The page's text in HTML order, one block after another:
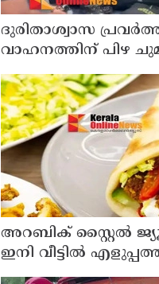
ദുരിതാശ്വാസ
വാഹനത്തിന് പിഴ
ഉദ്യോഗസ്ഥന്
അറബിക് സ്റ്റൈൽ
ഇനി വീട്ടിൽ